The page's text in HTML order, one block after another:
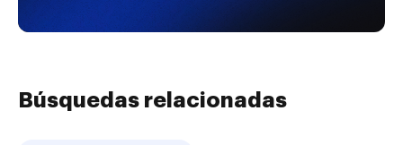
Búsquedas relacionadas